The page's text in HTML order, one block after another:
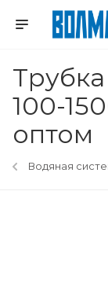
100-
оптом
Водяная